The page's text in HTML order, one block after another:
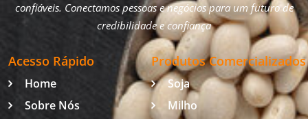
confiáveis. Conectamos pessoas e negócios para um futuro de
credibilidade e confiança
Acesso Rápido
Home
Sobre Nós
Produtos Comercializados
Soja
Milho